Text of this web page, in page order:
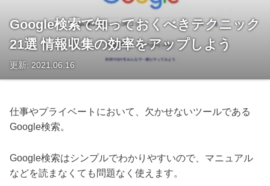
Google検索で知っておくべきテクニック
21選 情報収集の効率をアップしよう
更新: 2021.06.16
仕事やプライベートにおいて、欠かせないツールである
Google検索。
Google検索はシンプルでわかりやすいので、マニュアル
などを読まなくても問題なく使えます。